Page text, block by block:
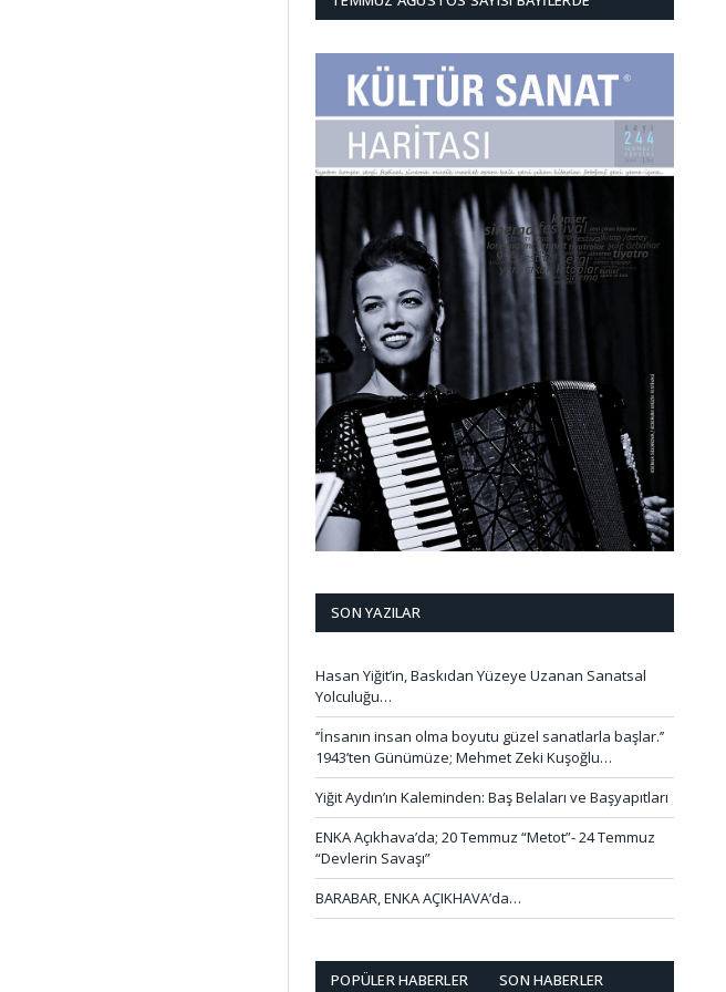
SON YAZILAR
Hasan Yiğit’in, Baskıdan Yüzeye Uzanan Sanatsal
Yolculuğu…
‘’İnsanın insan olma boyutu güzel sanatlarla başlar.’’
1943’ten Günümüze; Mehmet Zeki Kuşoğlu…
Yiğit Aydın’ın Kaleminden: Baş Belaları ve Başyapıtları
ENKA Açıkhava’da; 20 Temmuz “Metot”- 24 Temmuz
“Devlerin Savaşı”
BARABAR, ENKA AÇIKHAVA’da…
POPÜLER HABERLER SON HABERLER